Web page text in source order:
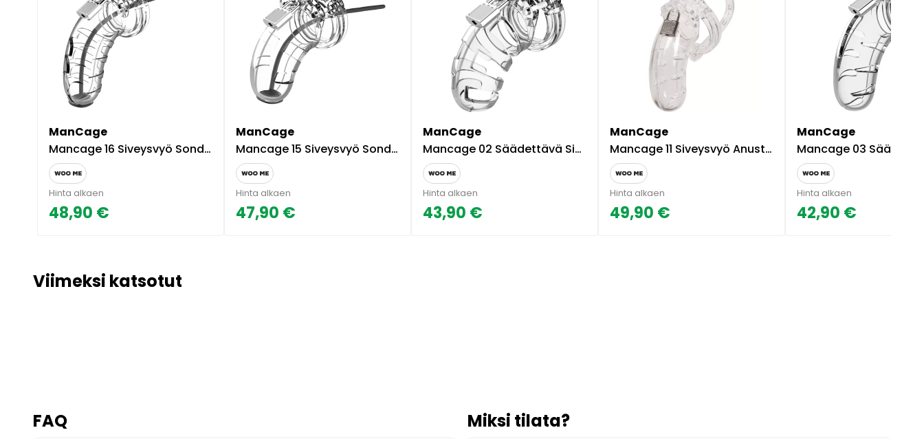
ManCage
Mancage 16 Siveysvyö Sondilla - Kirkas
Hinta alkaen
48,90 €
ManCage
Mancage 15 Siveysvyö Sondilla - Kirkas
Hinta alkaen
47,90 €
ManCage
Mancage 02 Säädettävä Siveysvyö - Kirkas
Hinta alkaen
43,90 €
ManCage
Mancage 11 Siveysvyö Anustapilla - Kirkas
Hinta alkaen
49,90 €
ManCage
Mancage 03 Säädettävä Siveysvyö
Hinta alkaen
42,90 €
Viimeksi katsotut
FAQ Miksi tilata?